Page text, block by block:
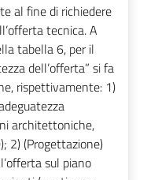
al fine di richiedere
tecnica. A
tabella 6, per il
dell’offerta” si fa
rispettivamente: 1)
architettoniche,
2) (Progettazione)
sul piano